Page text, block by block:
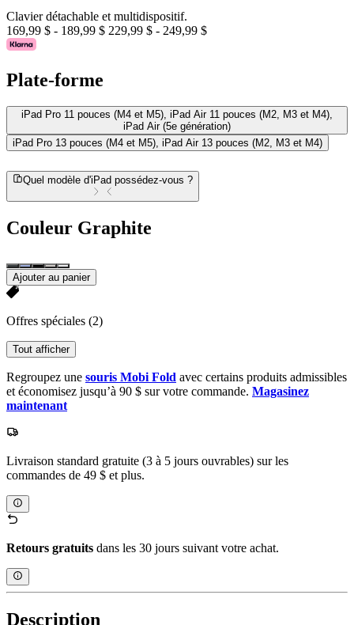
Clavier détachable et multidispositif.
169,99 $ - 189,99 $ 229,99 $ - 249,99 $
Plate-forme
iPad Pro 11 pouces (M4 et M5), iPad Air 11 pouces (M2, M3 et M4),
iPad Air (5e génération)
iPad Pro 13 pouces (M4 et M5), iPad Air 13 pouces (M2, M3 et M4)
Quel modèle d'iPad possédez-vous ?
Couleur Graphite
Ajouter au panier
Offres spéciales (2)
Tout afficher
Regroupez une souris Mobi Fold avec certains produits admissibles
et économisez jusqu’à 90 $ sur votre commande. Magasinez
maintenant
Livraison standard gratuite (3 à 5 jours ouvrables) sur les
commandes de 49 $ et plus.
Retours gratuits dans les 30 jours suivant votre achat.
Description